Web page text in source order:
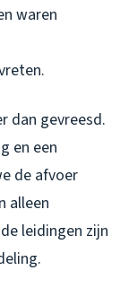
waren
dan gevreesd.
en een
de afvoer
alleen
leidingen zijn